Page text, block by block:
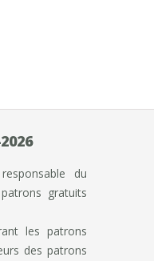
du
gratuits
les patrons
des patrons